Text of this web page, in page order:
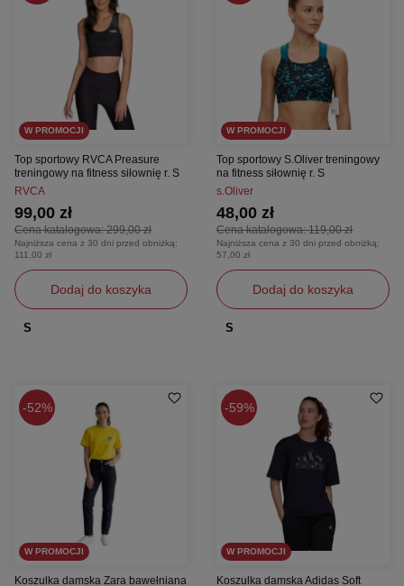
W PROMOCJI
Top sportowy RVCA Preasure
treningowy na fitness siłownię r. S
RVCA
Cena katalogowa:299,00 zł
99,00 zł
Najniższa cena z 30 dni przed obniżką:
111,00 zł
Dodaj do koszyka
S
W PROMOCJI
Top sportowy S.Oliver treningowy
na fitness siłownię r. S
s.Oliver
Cena katalogowa:119,00 zł
48,00 zł
Najniższa cena z 30 dni przed obniżką:
57,00 zł
Dodaj do koszyka
S
52%
W PROMOCJI
Koszulka damska Zara bawełniana
59%
W PROMOCJI
Koszulka damska Adidas Soft